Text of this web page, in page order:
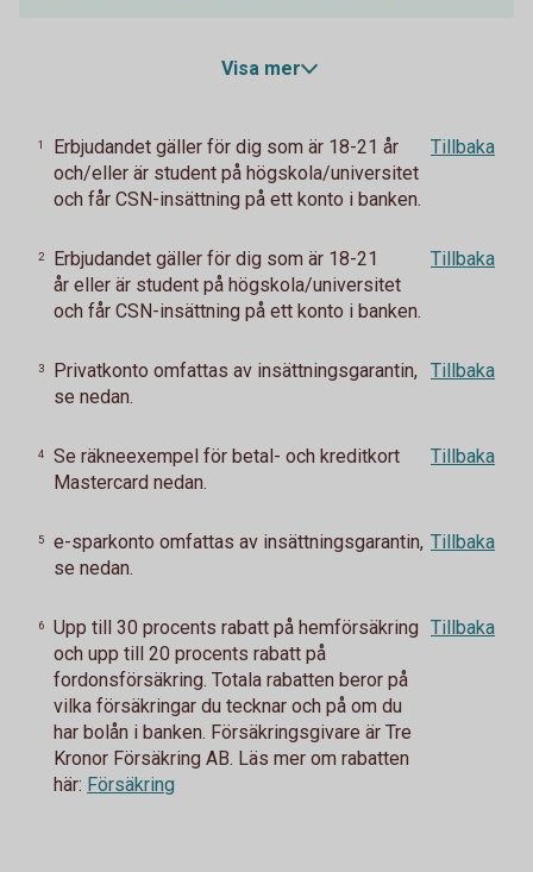
Visa mer
1
Erbjudandet gäller för dig som är 18-21 år
och/eller är student på högskola/universitet
och får CSN-insättning på ett konto i banken.
Tillbaka
2
Erbjudandet gäller för dig som är 18-21
år eller är student på högskola/universitet
och får CSN-insättning på ett konto i banken.
Tillbaka
3
Privatkonto omfattas av insättningsgarantin,
se nedan.
Tillbaka
4
Se räkneexempel för betal- och kreditkort
Mastercard nedan.
Tillbaka
5
e-sparkonto omfattas av insättningsgarantin,
se nedan.
Tillbaka
6
Upp till 30 procents rabatt på hemförsäkring
och upp till 20 procents rabatt på
fordonsförsäkring. Totala rabatten beror på
vilka försäkringar du tecknar och på om du
har bolån i banken. Försäkringsgivare är Tre
Kronor Försäkring AB. Läs mer om rabatten
här: Försäkring
Tillbaka